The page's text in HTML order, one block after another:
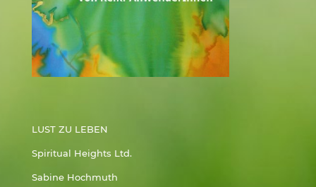
LUST ZU LEBEN
Spiritual Heights Ltd.
Sabine Hochmuth